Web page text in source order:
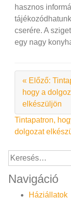
hasznos
cserére. A
egy nagy
« Előző:
hogy a
elkészüljön
Tintapatron,
dolgozat
Keresés:
Navigáció
Háziállatok